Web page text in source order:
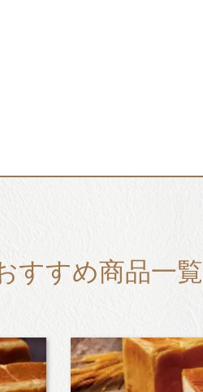
すすめ商品一覧